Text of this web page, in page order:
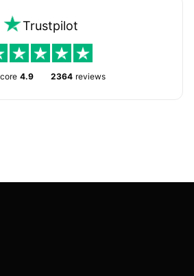
Trustpilot
4.9 2364 reviews